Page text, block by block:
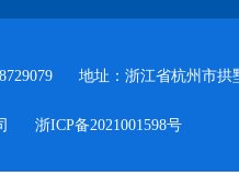
地址：浙江省杭州市拱
浙ICP备2021001598号